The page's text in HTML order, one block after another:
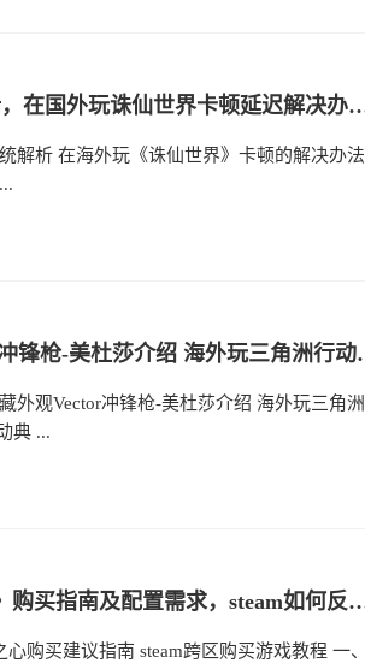
《诛仙世界》星魄系统解析，在国外玩诛仙世
解析 在海外玩《诛仙世界》卡顿的解决办法
三角洲行动典藏外
外观Vector冲锋枪-美杜莎介绍 海外玩三角洲
典 ...
《潜行者2切尔诺贝利之心》购买指南及配置需求，
购买建议指南 steam跨区购买游戏教程 一、